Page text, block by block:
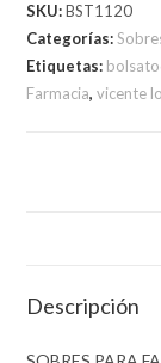
23X
1.000
UNID.
SKU:BST1120
Categorías:
Etiquetas:
Farmacia,vicente
Descripción